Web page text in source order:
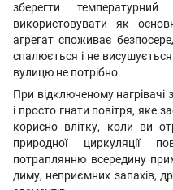
зберегти
використовувати як
агрегат споживає
спалюється і не
вулицю не потрібно.
При відключеному
і просто гнати повітря, яке
корисно влітку, коли ви
природної циркуляції
потраплянню всередину
диму, неприємних запахів,